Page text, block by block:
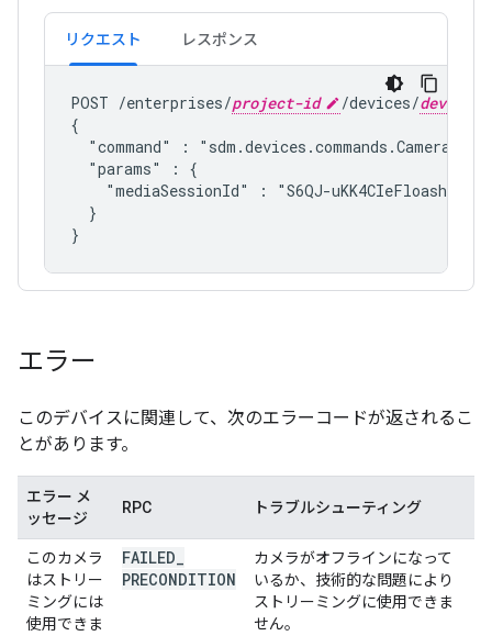
リクエスト レスポンス
POST /enterprises/project-id /devices/device-
{
  "command" : "
  "params" : {
"mediaSessionId" : "S6QJ-
  }
エラー
このデバイスに関連して、次のエラーコードが返されるこ
とがあります。
エラー メ
ッセージ
RPC トラブルシューティング
このカメラ
はストリー
ミングには
使用できま
FAILED
PRECONDITION
カメラがオフラインになって
いるか、技術的な問題により
ストリーミングに使用できま
せん。